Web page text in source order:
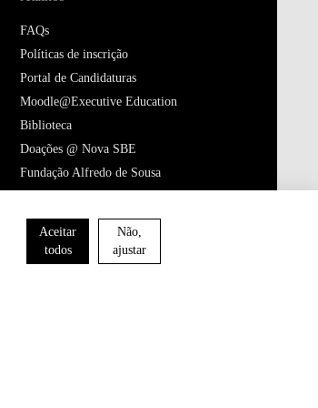
FAQs
Políticas de inscrição
Portal de Candidaturas
Moodle@Executive Education
Biblioteca
Doações @ Nova SBE
Fundação Alfredo de Sousa
Junte-se a nós
Siga-nos
Aceitar
todos
Não,
ajustar